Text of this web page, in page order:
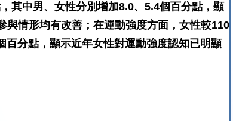
其中男、女性分別增加8.0、5.4個百分點，顯
與情形均有改善；在運動強度方面，女性較110
百分點，顯示近年女性對運動強度認知已明顯